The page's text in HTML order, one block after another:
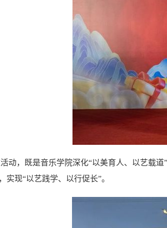
动，既是音乐学院深化“以美育人、以艺载
实现“以艺践学、以行促长”。